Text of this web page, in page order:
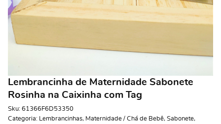
Lembrancinha de Maternidade Sabonete
Rosinha na Caixinha com Tag
Sku: 61366F6D53350
Categoria: Lembrancinhas, Maternidade / Chá de Bebê, Sabonete,